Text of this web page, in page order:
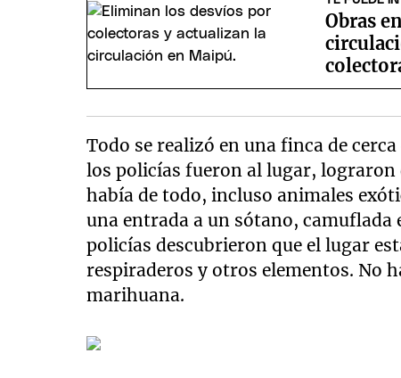
Obras
Todo se realizó en una finca de
los policías fueron al lugar, lograron
había de todo, incluso animales
una entrada a un sótano, camuflada
policías descubrieron que el lugar
respiraderos y otros elementos. No
marihuana.